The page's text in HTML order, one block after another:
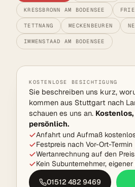
KRESSBRONN AM BODENSEE
TETTNANG MECKENBEUREN
IMMENSTAAD AM BODENSEE
KOSTENLOSE BESICHTIGUNG
Sie beschreiben uns kurz,
kommen aus Stuttgart nach
schauen es uns an.
persönlich.
Anfahrt und Aufmaß
Festpreis nach Vor-Ort-Termin
Wertanrechnung auf den Preis
Kein Subunternehmer,
01512 482 9469